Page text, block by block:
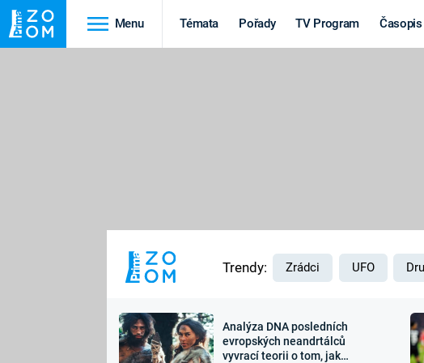
Menu Témata Pořady TV Program Časopis
Výročí
Trendy: Zrádci UFO
Analýza DNA posledních
evropských neandrtálců
vyvrací teorii o tom, jak